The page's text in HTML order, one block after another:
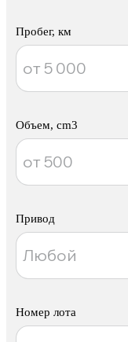
Пробег, км
Объем, cm3
Привод
Номер лота